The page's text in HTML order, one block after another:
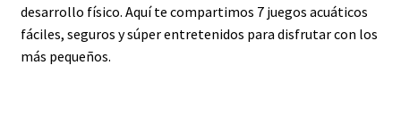
desarrollo físico. Aquí te compartimos 7 juegos acuáticos
fáciles, seguros y súper entretenidos para disfrutar con los
más pequeños.